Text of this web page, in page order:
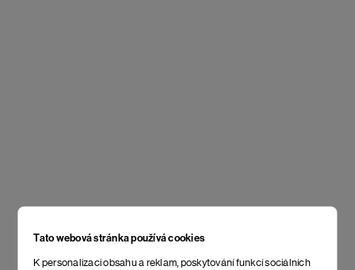
Tato webová stránka používá cookies
K personalizaci obsahu a reklam, poskytování funkcí sociálních